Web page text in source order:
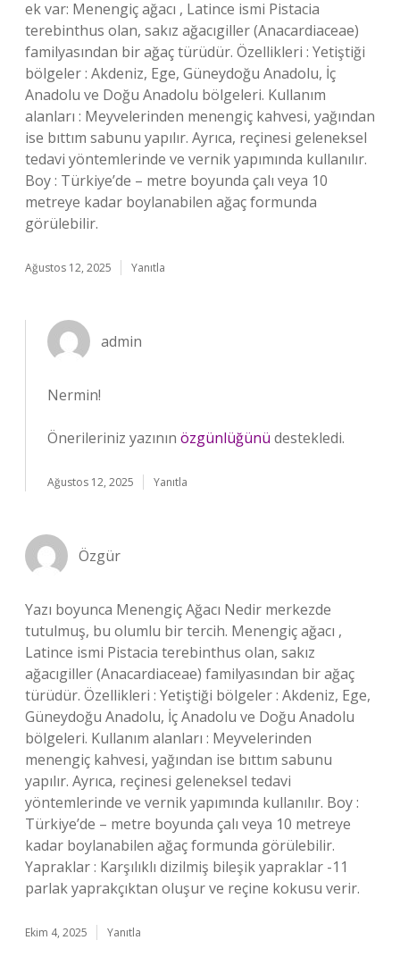
ek var: Menengiç ağacı , Latince ismi Pistacia
terebinthus olan, sakız ağacıgiller (Anacardiaceae)
familyasından bir ağaç türüdür. Özellikleri : Yetiştiği
bölgeler : Akdeniz, Ege, Güneydoğu Anadolu, İç
Anadolu ve Doğu Anadolu bölgeleri. Kullanım
alanları : Meyvelerinden menengiç kahvesi, yağından
ise bıttım sabunu yapılır. Ayrıca, reçinesi geleneksel
tedavi yöntemlerinde ve vernik yapımında kullanılır.
Boy : Türkiye’de – metre boyunda çalı veya 10
metreye kadar boylanabilen ağaç formunda
görülebilir.
Ağustos 12, 2025 Yanıtla
admin
Nermin!
Önerileriniz yazının özgünlüğünü destekledi.
Ağustos 12, 2025 Yanıtla
Özgür
Yazı boyunca Menengiç Ağacı Nedir merkezde
tutulmuş, bu olumlu bir tercih. Menengiç ağacı ,
Latince ismi Pistacia terebinthus olan, sakız
ağacıgiller (Anacardiaceae) familyasından bir ağaç
türüdür. Özellikleri : Yetiştiği bölgeler : Akdeniz, Ege,
Güneydoğu Anadolu, İç Anadolu ve Doğu Anadolu
bölgeleri. Kullanım alanları : Meyvelerinden
menengiç kahvesi, yağından ise bıttım sabunu
yapılır. Ayrıca, reçinesi geleneksel tedavi
yöntemlerinde ve vernik yapımında kullanılır. Boy :
Türkiye’de – metre boyunda çalı veya 10 metreye
kadar boylanabilen ağaç formunda görülebilir.
Yapraklar : Karşılıklı dizilmiş bileşik yapraklar -11
parlak yaprakçıktan oluşur ve reçine kokusu verir.
Ekim 4, 2025 Yanıtla